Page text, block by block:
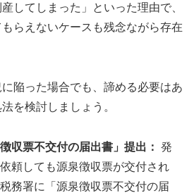
してしまった」といった理由で、
らえないケースも残念ながら存在
陥った場合でも、諦める必要はあ
を検討しましょう。
収票不交付の届出書」提出： 発
頼しても源泉徴収票が交付され
務署に「源泉徴収票不交付の届